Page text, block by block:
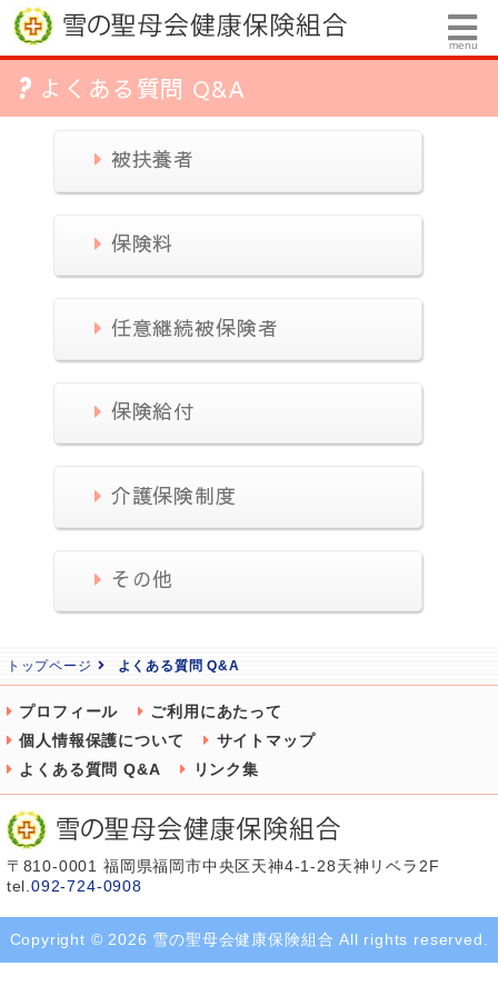
menu
被扶養者
保険料
任意継続被保険者
保険給付
介護保険制度
その他
よくある質問 Q&A
トップページ よくある質問 Q&A
プロフィール
ご利用にあたって
個人情報保護について
サイトマップ
よくある質問 Q&A
リンク集
〒810-0001 福岡県福岡市中央区天神4-1-28天神リベラ2F
tel.092-724-0908
Copyright © 2026 雪の聖母会健康保険組合 All rights reserved.